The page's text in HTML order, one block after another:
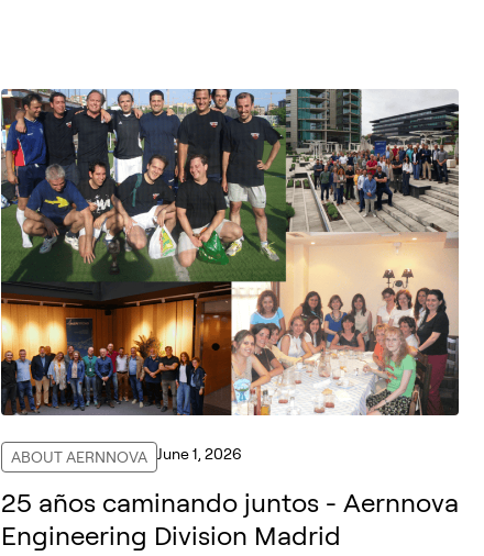
ABOUT AERNNOVA June 1, 2026
25 años caminando juntos - Aernnova
Engineering Division Madrid